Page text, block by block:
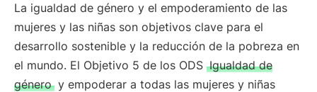
La igualdad de género y el empoderamiento de las
mujeres y las niñas son objetivos clave para el
desarrollo sostenible y la reducción de la pobreza en
el mundo. El Objetivo 5 de los ODS Igualdad de
género y empoderar a todas las mujeres y niñas